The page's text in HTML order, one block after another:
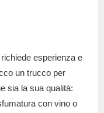
esperienza e
un trucco per
sia la sua qualità:
con vino o